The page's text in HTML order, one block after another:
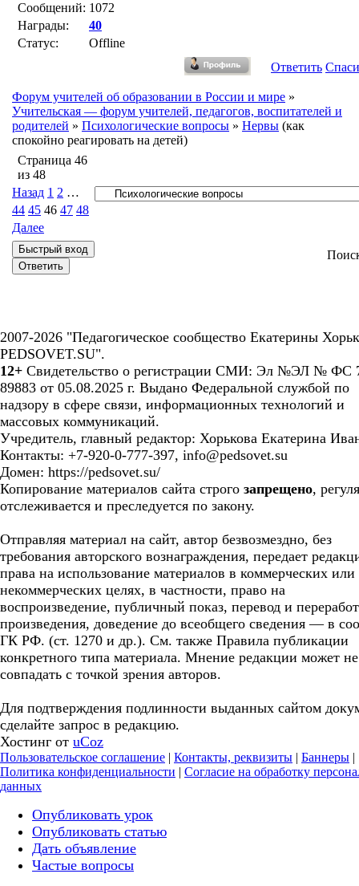
Сообщений: 1072
Награды:
40
Статус:
Offline
Ответить
Форум учителей об образовании в России и мире »
Учительская — форум учителей, педагогов, воспитателей и
родителей » Психологические вопросы » Нервы (как
спокойно реагировать на детей)
Страница 46
из 48
Назад 1 2 …
44 45 46 47 48
Далее
2007-2026 "Педагогическое сообщество Екатерины
PEDSOVET.SU".
12+ Свидетельство о регистрации СМИ: Эл №ЭЛ № ФС
89883 от 05.08.2025 г. Выдано Федеральной службой по
надзору в сфере связи, информационных технологий и
массовых коммуникаций.
Учредитель, главный редактор: Хорькова Екатерина
Контакты: +7-920-0-777-397, info@pedsovet.su
Домен: https://pedsovet.su/
Копирование материалов сайта строго запрещено,
отслеживается и преследуется по закону.
Отправляя материал на сайт, автор безвозмездно, без
требования авторского вознаграждения, передает
права на использование материалов в коммерческих или
некоммерческих целях, в частности, право на
воспроизведение, публичный показ, перевод и
произведения, доведение до всеобщего сведения — в
ГК РФ. (ст. 1270 и др.). См. также Правила публикации
конкретного типа материала. Мнение редакции может не
совпадать с точкой зрения авторов.
Для подтверждения подлинности выданных сайтом
сделайте запрос в редакцию.
Хостинг от uCoz
Пользовательское соглашение | Контакты, реквизиты | Баннеры |
Политика конфиденциальности | Согласие на обработку
данных
Опубликовать урок
Опубликовать статью
Дать объявление
Частые вопросы